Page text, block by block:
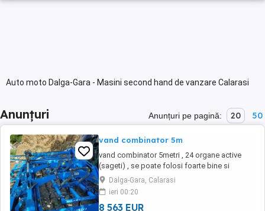
Auto moto Dalga-Gara - Masini second hand de vanzare Calarasi
Anunțuri Anunțuri pe pagină: 20 50
vand combinator 5m
vand combinator 5metri , 24 organe active
(sageti) , se poate folosi foarte bine si
toamna si primavara , primavara pentru
usurinta se dau jos tavalugii crosskill din
spate si ramane doar cel de tip platbanda si
bara de nivelare . mai multe detalii la telefon
Dalga-Gara, Calarasi
ieri 00:20
8 563 EUR